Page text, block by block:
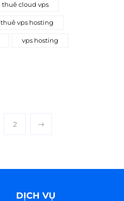
thuê cloud vps
thuê vps hosting
vps hosting
2
DỊCH VỤ